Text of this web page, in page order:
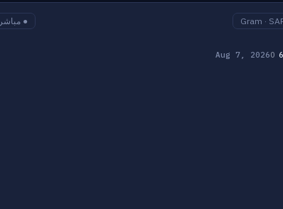
Gram · ● مباشر
O
Aug 7, 2026